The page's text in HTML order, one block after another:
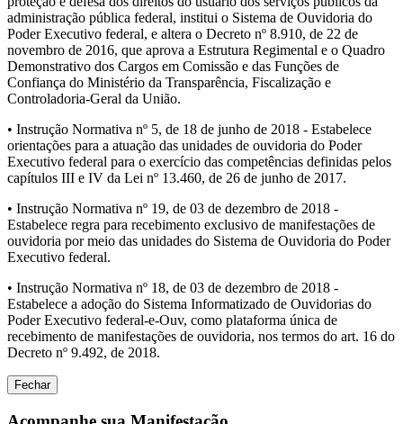
administração pública federal, institui o Sistema de Ouvidoria do
Poder Executivo federal, e altera o Decreto nº 8.910, de 22 de
novembro de 2016, que aprova a Estrutura Regimental e o Quadro
Demonstrativo dos Cargos em Comissão e das Funções de
Confiança do Ministério da Transparência, Fiscalização e
Controladoria-Geral da União.
• Instrução Normativa nº 5, de 18 de junho de 2018 - Estabelece
orientações para a atuação das unidades de ouvidoria do Poder
Executivo federal para o exercício das competências definidas pelos
capítulos III e IV da Lei nº 13.460, de 26 de junho de 2017.
• Instrução Normativa nº 19, de 03 de dezembro de 2018 -
Estabelece regra para recebimento exclusivo de manifestações de
ouvidoria por meio das unidades do Sistema de Ouvidoria do Poder
Executivo federal.
• Instrução Normativa nº 18, de 03 de dezembro de 2018 -
Estabelece a adoção do Sistema Informatizado de Ouvidorias do
Poder Executivo federal-e-Ouv, como plataforma única de
recebimento de manifestações de ouvidoria, nos termos do art. 16 do
Decreto nº 9.492, de 2018.
Fechar